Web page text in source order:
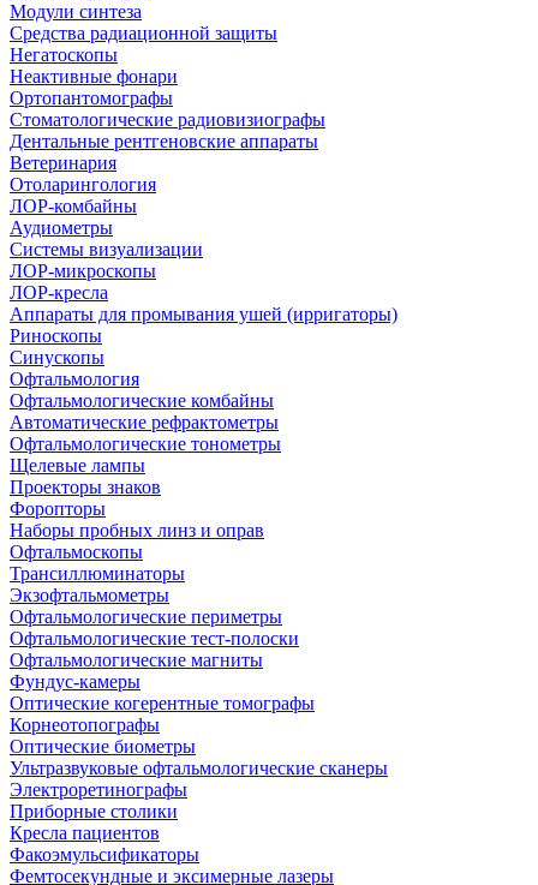
Модули синтеза
Средства радиационной защиты
Негатоскопы
Неактивные фонари
Ортопантомографы
Стоматологические радиовизиографы
Дентальные рентгеновские аппараты
Ветеринария
Отоларингология
ЛОР-комбайны
Аудиометры
Системы визуализации
ЛОР-микроскопы
ЛОР-кресла
Аппараты для промывания ушей (ирригаторы)
Риноскопы
Синускопы
Офтальмология
Офтальмологические комбайны
Автоматические рефрактометры
Офтальмологические тонометры
Щелевые лампы
Проекторы знаков
Форопторы
Наборы пробных линз и оправ
Офтальмоскопы
Трансиллюминаторы
Экзофтальмометры
Офтальмологические периметры
Офтальмологические тест-полоски
Офтальмологические магниты
Фундус-камеры
Оптические когерентные томографы
Корнеотопографы
Оптические биометры
Ультразвуковые офтальмологические сканеры
Электроретинографы
Приборные столики
Кресла пациентов
Факоэмульсификаторы
Фемтосекундные и эксимерные лазеры